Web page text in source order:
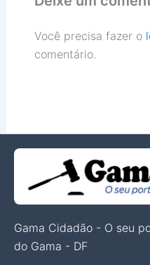
Você precisa fazer o
comentário.
Gama Cidadão - O seu
do Gama - DF